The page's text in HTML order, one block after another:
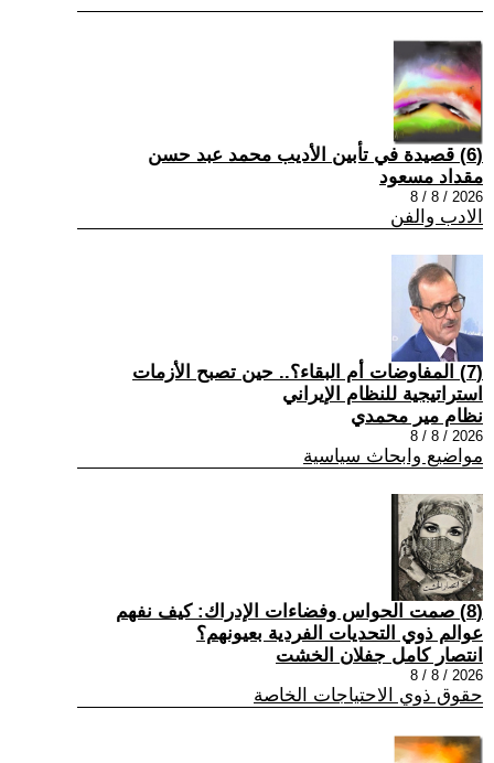
(6) قصيدة في تأبين الأديب محمد عبد حسن
مقداد مسعود
2026 / 8 / 8
الادب والفن
(7) المفاوضات أم البقاء؟.. حين تصبح الأزمات
استراتيجية للنظام الإيراني
نظام مير محمدي
2026 / 8 / 8
مواضيع وابحاث سياسية
(8) صمت الحواس وفضاءات الإدراك: كيف نفهم
عوالم ذوي التحديات الفردية بعيونهم؟
انتصار كامل جفلان الخشت
2026 / 8 / 8
حقوق ذوي الاحتياجات الخاصة